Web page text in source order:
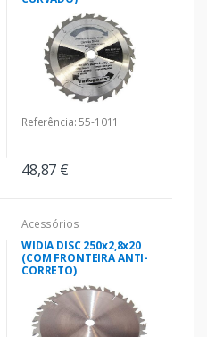
Referência: 55-1011
48,87 €
Acessórios
WIDIA DISC 250x2,8x20
(COM FRONTEIRA ANTI-
CORRETO)